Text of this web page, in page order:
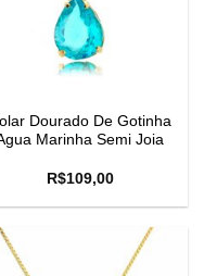
Dourado De Gotinha
Marinha Semi Joia
R$109,00